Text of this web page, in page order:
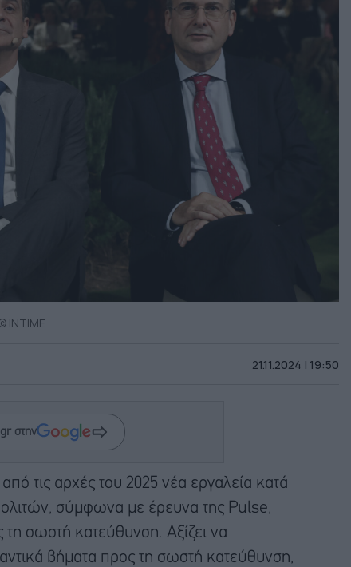
INTIME
21.11.2024 | 19:50
στην
τις αρχές του 2025 νέα εργαλεία κατά
σύμφωνα με έρευνα της Pulse,
τη σωστή κατεύθυνση. Αξίζει να
βήματα προς τη σωστή κατεύθυνση,